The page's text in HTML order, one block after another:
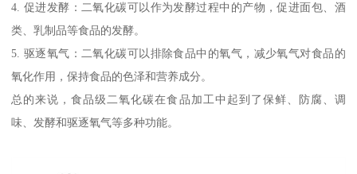
4. 促进发酵：二氧化碳可以作为发酵过程中的产物，促进面包、酒
类、乳制品等食品的发酵。
5. 驱逐氧气：二氧化碳可以排除食品中的氧气，减少氧气对食品的
氧化作用，保持食品的色泽和营养成分。
总的来说，食品级二氧化碳在食品加工中起到了保鲜、防腐、调
味、发酵和驱逐氧气等多种功能。